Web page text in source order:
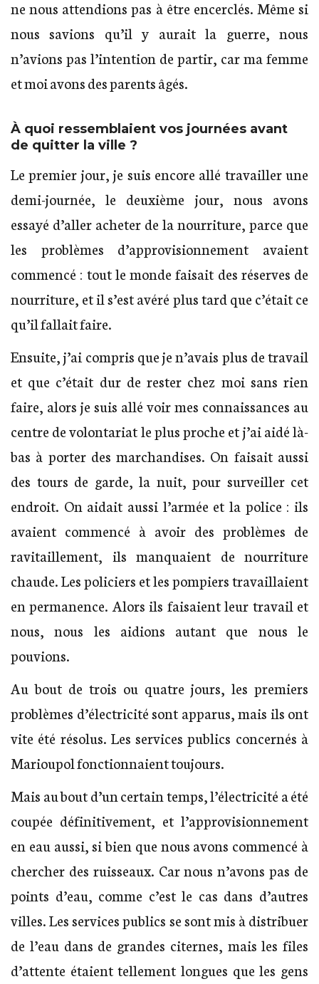
ne nous attendions pas à être encerclés. Même si
nous savions qu’il y aurait la guerre, nous
n’avions pas l’intention de partir, car ma femme
et moi avons des parents âgés.
À quoi ressemblaient vos journées avant
de quitter la ville ?
Le premier jour, je suis encore allé travailler une
demi-journée, le deuxième jour, nous avons
essayé d’aller acheter de la nourriture, parce que
les problèmes d’approvisionnement avaient
commencé : tout le monde faisait des réserves de
nourriture, et il s’est avéré plus tard que c’était ce
qu’il fallait faire.
Ensuite, j’ai compris que je n’avais plus de travail
et que c’était dur de rester chez moi sans rien
faire, alors je suis allé voir mes connaissances au
centre de volontariat le plus proche et j’ai aidé là-
bas à porter des marchandises. On faisait aussi
des tours de garde, la nuit, pour surveiller cet
endroit. On aidait aussi l’armée et la police : ils
avaient commencé à avoir des problèmes de
ravitaillement, ils manquaient de nourriture
chaude. Les policiers et les pompiers travaillaient
en permanence. Alors ils faisaient leur travail et
nous, nous les aidions autant que nous le
pouvions.
Au bout de trois ou quatre jours, les premiers
problèmes d’électricité sont apparus, mais ils ont
vite été résolus. Les services publics concernés à
Marioupol fonctionnaient toujours.
Mais au bout d’un certain temps, l’électricité a été
coupée définitivement, et l’approvisionnement
en eau aussi, si bien que nous avons commencé à
chercher des ruisseaux. Car nous n’avons pas de
points d’eau, comme c’est le cas dans d’autres
villes. Les services publics se sont mis à distribuer
de l’eau dans de grandes citernes, mais les files
d’attente étaient tellement longues que les gens